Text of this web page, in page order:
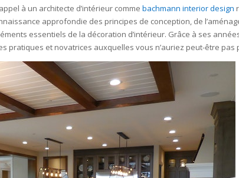
à un architecte d’intérieur commebachmann interior design
approfondie des principes de conception, de
essentiels de la décoration d’intérieur. Grâce à ses
pratiques et novatrices auxquelles vous n’auriez peut-être pas